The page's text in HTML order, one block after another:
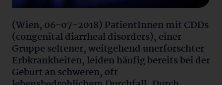
(Wien, 06-07-2018) PatientInnen mit CDDs
(congenital diarrheal disorders), einer
Gruppe seltener, weitgehend unerforschter
Erbkrankheiten, leiden häufig bereits bei der
Geburt an schweren, oft